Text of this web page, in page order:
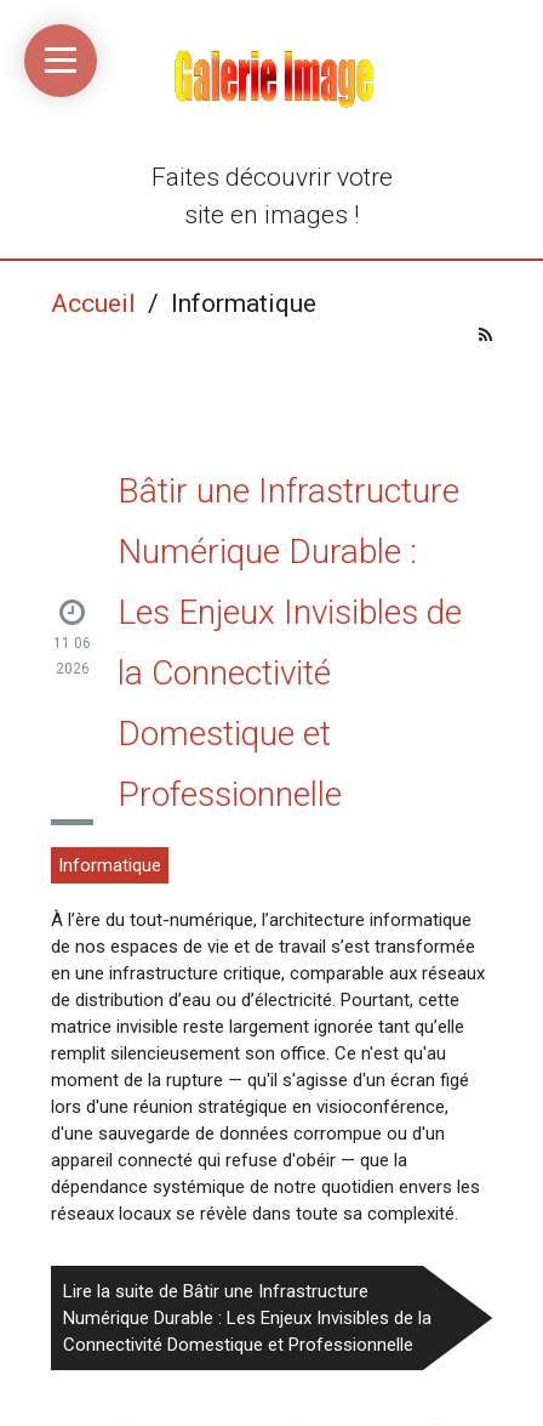
Accueil
Média
libre
Linkinaz
Katomi
compte
Twitter
@Ortegeek
compte
Flickr
Faites découvrir votre
site en images !
Accueil / Informatique
11 06
2026
Bâtir une Infrastructure
Numérique Durable :
Les Enjeux Invisibles de
la Connectivité
Domestique et
Professionnelle
Informatique
À l’ère du tout-numérique, l’architecture informatique
de nos espaces de vie et de travail s’est transformée
en une infrastructure critique, comparable aux réseaux
de distribution d’eau ou d’électricité. Pourtant, cette
matrice invisible reste largement ignorée tant qu’elle
remplit silencieusement son office. Ce n'est qu'au
moment de la rupture — qu'il s'agisse d'un écran figé
lors d'une réunion stratégique en visioconférence,
d'une sauvegarde de données corrompue ou d'un
appareil connecté qui refuse d'obéir — que la
dépendance systémique de notre quotidien envers les
réseaux locaux se révèle dans toute sa complexité.
Lire la suite de Bâtir une Infrastructure
Numérique Durable : Les Enjeux Invisibles de la
Connectivité Domestique et Professionnelle